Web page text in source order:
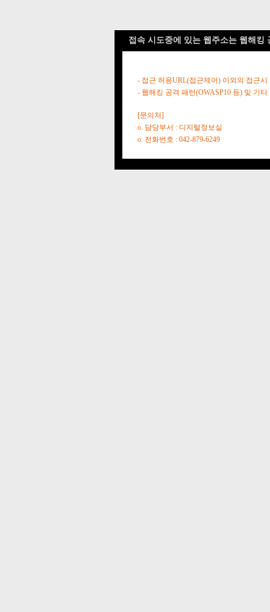
접속 시도중에 있는 웹주소는 웹해킹
- 접근 허용URL(접근제어) 이외의 접근시
- 웹해킹 공격 패턴(OWASP10 등) 및 기
[문의처]
o. 담당부서 : 디지털정보실
o. 전화번호 : 042-879-6249